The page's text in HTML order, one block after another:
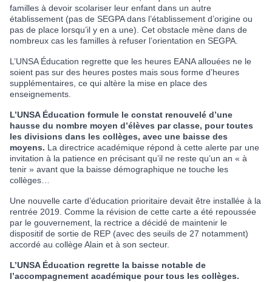
familles à devoir scolariser leur enfant dans un autre
établissement (pas de SEGPA dans l’établissement d’origine ou
pas de place lorsqu’il y en a une). Cet obstacle mène dans de
nombreux cas les familles à refuser l’orientation en SEGPA.
L’UNSA Éducation regrette que les heures EANA allouées ne le
soient pas sur des heures postes mais sous forme d’heures
supplémentaires, ce qui altère la mise en place des
enseignements.
L’UNSA Éducation formule le constat renouvelé d’une
hausse du nombre moyen d’élèves par classe, pour toutes
les divisions dans les collèges, avec une baisse des
moyens. La directrice académique répond à cette alerte par une
invitation à la patience en précisant qu’il ne reste qu’un an « à
tenir » avant que la baisse démographique ne touche les
collèges…
Une nouvelle carte d’éducation prioritaire devait être installée à la
rentrée 2019. Comme la révision de cette carte a été repoussée
par le gouvernement, la rectrice a décidé de maintenir le
dispositif de sortie de REP (avec des seuils de 27 notamment)
accordé au collège Alain et à son secteur.
L’UNSA Éducation regrette la baisse notable de
l’accompagnement académique pour tous les collèges.